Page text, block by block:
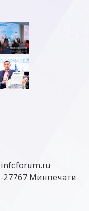
Минпечати